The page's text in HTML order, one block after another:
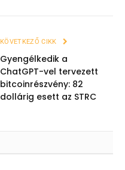
KÖVETKEZŐ CIKK
Gyengélkedik a
ChatGPT-vel tervezett
bitcoinrészvény: 82
dollárig esett az STRC